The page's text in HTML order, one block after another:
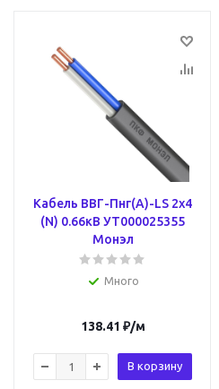
Кабель ВВГ-Пнг(А)-LS 2х4
(N) 0.66кВ УТ000025355
Монэл
Много
138.41 ₽/м
В корзину